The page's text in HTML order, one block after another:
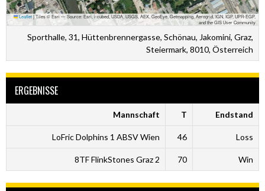
Leaflet|Tiles © Esri — Source: Esri, i-cubed, USDA, USGS, AEX, GeoEye, Getmapping, Aerogrid, IGN, IGP, UPR-EGP,
and the GIS User Community
Sporthalle, 31, Hüttenbrennergasse, Schönau, Jakomini, Graz,
Steiermark, 8010, Österreich
ERGEBNISSE
Mannschaft T Endstand
LoFric Dolphins 1 ABSV Wien 46 Loss
8TF FlinkStones Graz 2 70 Win